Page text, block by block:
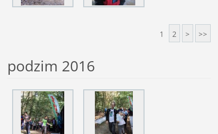
1 2 > >>
podzim 2016